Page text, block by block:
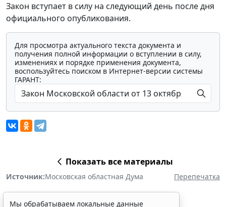
Закон вступает в силу на следующий день после дня
официального опубликования.
Для просмотра актуального текста документа и
получения полной информации о вступлении в силу,
изменениях и порядке применения документа,
воспользуйтесь поиском в Интернет-версии системы
ГАРАНТ:
Показать все материалы
Источник:Московская областная Дума Перепечатка
Мы обрабатываем локальные данные